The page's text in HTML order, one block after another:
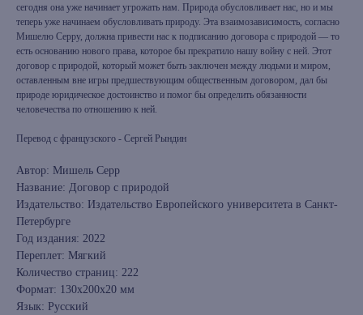
сегодня она уже начинает угрожать нам. Природа обусловливает нас, но и мы
теперь уже начинаем обусловливать природу. Эта взаимозависимость, согласно
Мишелю Серру, должна привести нас к подписанию договора с природой — то
есть основанию нового права, которое бы прекратило нашу войну с ней. Этот
договор с природой, который может быть заключен между людьми и миром,
оставленным вне игры предшествующим общественным договором, дал бы
природе юридическое достоинство и помог бы определить обязанности
человечества по отношению к ней.
Перевод с французского - Сергей Рындин
Автор: Мишель Серр
Название: Договор с природой
Издательство: Издательство Европейского университета в Санкт-
Петербурге
Год издания: 2022
Переплет: Мягкий
Количество страниц: 222
Формат: 130х200х20 мм
Язык: Русский